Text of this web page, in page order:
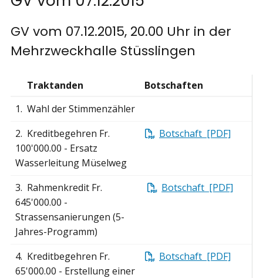
GV vom 07.12.2015, 20.00 Uhr in der
Mehrzweckhalle Stüsslingen
Traktanden
Botschaften
1. Wahl der Stimmenzähler
2. Kreditbegehren Fr.
100'000.00 - Ersatz
Wasserleitung Müselweg
Botschaft [PDF]
3. Rahmenkredit Fr.
645'000.00 -
Strassensanierungen (5-
Jahres-Programm)
Botschaft [PDF]
4. Kreditbegehren Fr.
65'000.00 - Erstellung einer
Botschaft [PDF]